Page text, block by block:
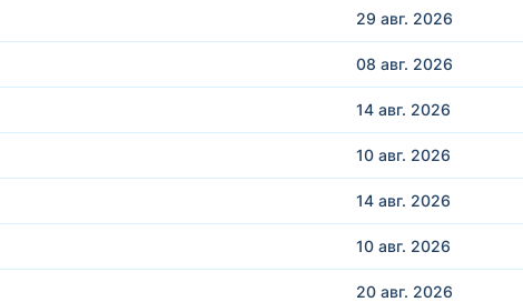
29 авг. 2026
08 авг. 2026
14 авг. 2026
10 авг. 2026
14 авг. 2026
10 авг. 2026
20 авг. 2026